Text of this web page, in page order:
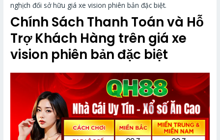
nghịch đối sở hữu giá xe vision phiên bản đặc biệt.
Chính Sách Thanh Toán và Hỗ
Trợ Khách Hàng trên giá xe
vision phiên bản đặc biệt